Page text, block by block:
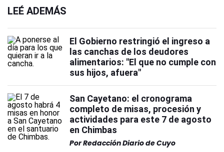
LEÉ ADEMÁS
El Gobierno restringió el ingreso a
las canchas de los deudores
alimentarios: "El que no cumple con
sus hijos, afuera"
San Cayetano: el cronograma
completo de misas, procesión y
actividades para este 7 de agosto
en Chimbas
PorRedacción Diario de Cuyo